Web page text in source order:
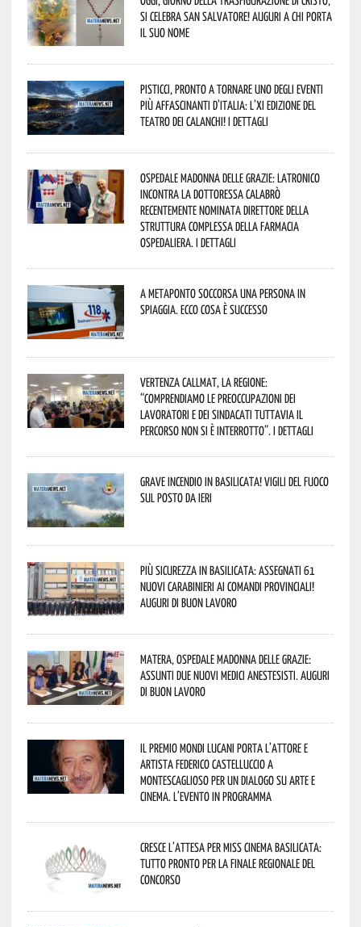
si celebra San Salvatore! Auguri a chi porta
il suo nome
Pisticci, pronto a tornare uno degli eventi
più affascinanti d’Italia: l’XI edizione del
Teatro dei Calanchi! I dettagli
Ospedale Madonna delle Grazie: Latronico
incontra la dottoressa Calabrò
recentemente nominata Direttore della
Struttura Complessa della Farmacia
Ospedaliera. I dettagli
A Metaponto soccorsa una persona in
spiaggia. Ecco cosa è successo
Vertenza CallMat, la Regione:
“comprendiamo le preoccupazioni dei
lavoratori e dei sindacati tuttavia il
percorso non si è interrotto”. I dettagli
Grave incendio in Basilicata! Vigili del fuoco
sul posto da ieri
Più sicurezza in Basilicata: assegnati 61
nuovi Carabinieri ai Comandi provinciali!
Auguri di buon lavoro
Matera, Ospedale Madonna delle Grazie:
assunti due nuovi medici anestesisti. Auguri
di buon lavoro
Il Premio Mondi Lucani porta l’attore e
artista Federico Castelluccio a
Montescaglioso per un dialogo su arte e
cinema. L’evento in programma
Cresce l’attesa per Miss Cinema Basilicata:
tutto pronto per la finale regionale del
concorso